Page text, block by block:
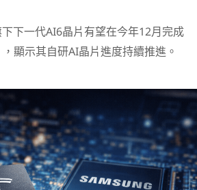
下一代AI6晶片有望在今年12月完成
顯示其自研AI晶片進度持續推進。